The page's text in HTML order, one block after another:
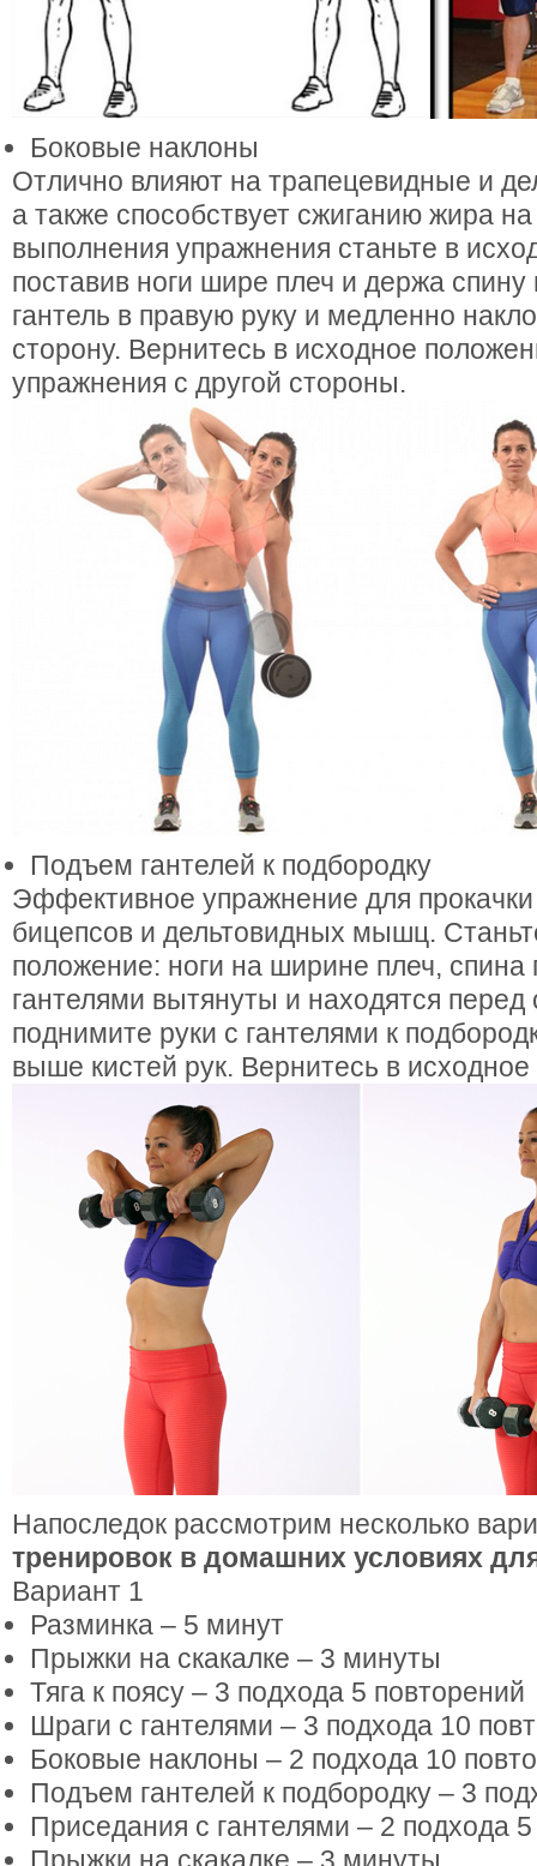
Боковые наклоны
Отлично влияют на трапецевидные и
а также способствует сжиганию жира
выполнения упражнения станьте в
поставив ноги шире плеч и держа
гантель в правую руку и медленно
сторону. Вернитесь в исходное
упражнения с другой стороны.
Подъем гантелей к подбородку
Эффективное упражнение для
бицепсов и дельтовидных мышц.
положение: ноги на ширине плеч, спина
гантелями вытянуты и находятся
поднимите руки с гантелями к
выше кистей рук. Вернитесь в
Напоследок рассмотрим несколько
тренировок в домашних условиях
Вариант 1
Разминка – 5 минут
Прыжки на скакалке – 3 минуты
Тяга к поясу – 3 подхода 5 повторений
Шраги с гантелями – 3 подхода 10
Боковые наклоны – 2 подхода 10
Подъем гантелей к подбородку – 3
Приседания с гантелями – 2 подхода
Прыжки на скакалке – 3 минуты